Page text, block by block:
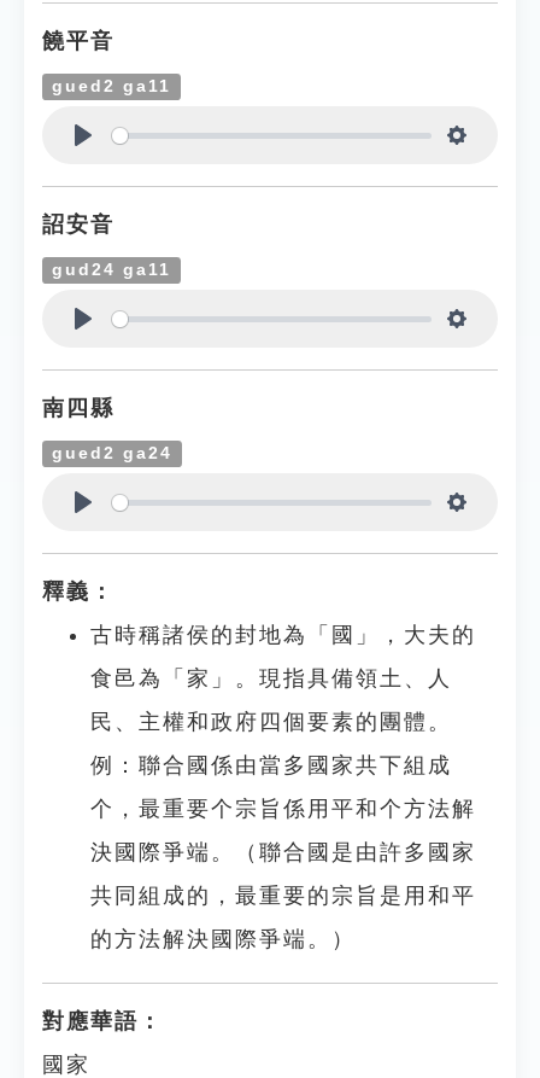
饒平音
gued2 ga11
詔安音
gud24 ga11
南四縣
gued2 ga24
釋義：
古時稱諸侯的封地為「國」，大夫的
食邑為「家」。現指具備領土、人
民、主權和政府四個要素的團體。
例：聯合國係由當多國家共下組成
个，最重要个宗旨係用平和个方法解
決國際爭端。（聯合國是由許多國家
共同組成的，最重要的宗旨是用和平
的方法解決國際爭端。）
對應華語：
國家